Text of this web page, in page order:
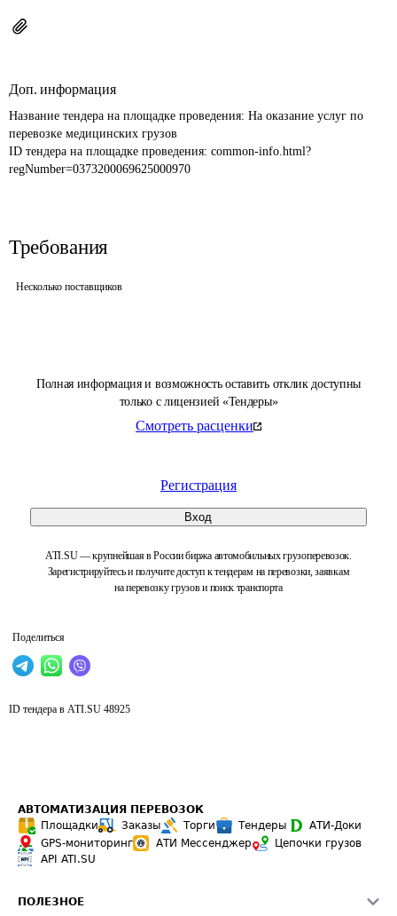
Полная информация и возможность оставить отклик доступны
только с лицензией «Тендеры»
Смотреть расценки
Регистрация
Вход
ATI.SU — крупнейшая в России биржа автомобильных грузоперевозок.
Зарегистрируйтесь и получите доступ к тендерам на перевозки, заявкам
на перевозку грузов и поиск транспорта
Поделиться
Доп. информация
Название тендера на площадке проведения: На оказание услуг по
перевозке медицинских грузов
ID тендера на площадке проведения: common-info.html?
regNumber=0373200069625000970
Требования
Несколько поставщиков
ID тендера в ATI.SU 48925
АВТОМАТИЗАЦИЯ ПЕРЕВОЗОК
Площадки
Заказы Торги Тендеры
АТИ-Доки
GPS-мониторинг
АТИ Мессенджер
Цепочки грузов
API ATI.SU
ПОЛЕЗНОЕ